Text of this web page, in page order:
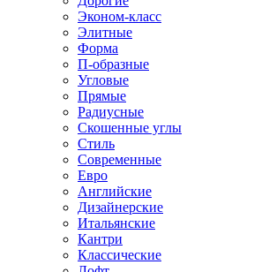
Эконом-класс
Элитные
Форма
П-образные
Угловые
Прямые
Радиусные
Скошенные углы
Стиль
Современные
Евро
Английские
Дизайнерские
Итальянские
Кантри
Классические